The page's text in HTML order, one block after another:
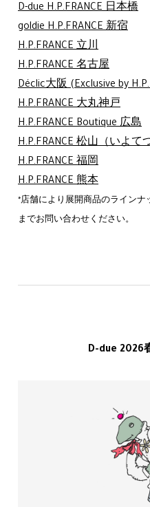
D-due H.P.FRANCE 日本橋
goldie H.P.FRANCE 新宿
H.P.FRANCE 立川
H.P.FRANCE 名古屋
Déclic大阪(Exclusive by
H.P.FRANCE 大丸神戸
H.P.FRANCE Boutique 広島
H.P.FRANCE 松山（いよて
H.P.FRANCE 福岡
H.P.FRANCE 熊本
*店舗により展開商品のライン
までお問い合わせください。
D-due 2026